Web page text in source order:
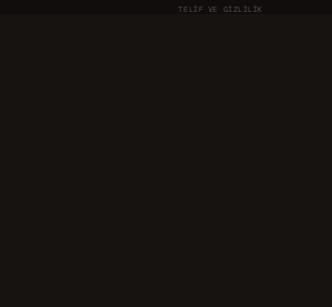
TELIF VE GIZLILIK